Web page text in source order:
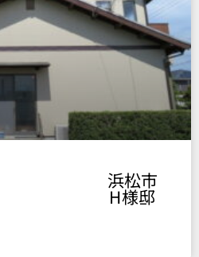
施工 浜松市
原町 H様邸